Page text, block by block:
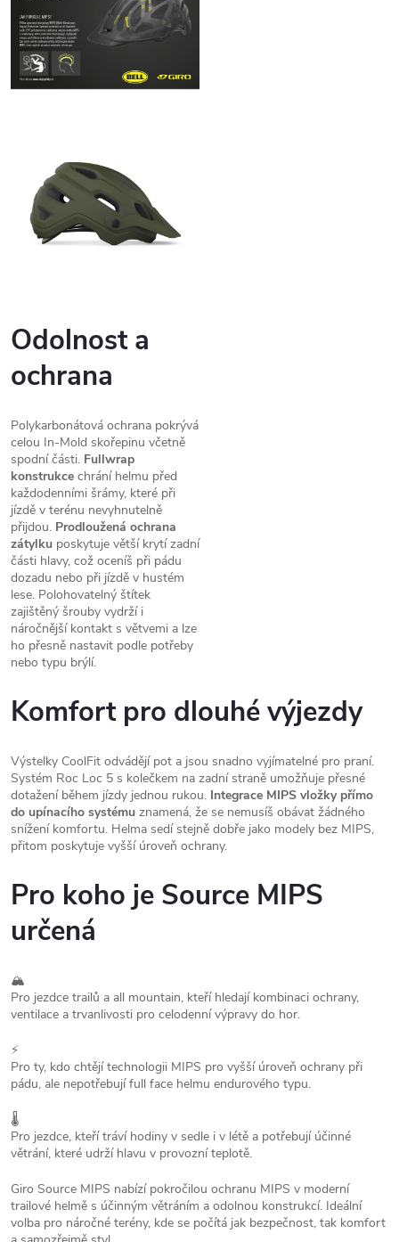
Odolnost a
ochrana
Polykarbonátová ochrana pokrývá
celou In-Mold skořepinu včetně
spodní části. Fullwrap
konstrukce chrání helmu před
každodenními šrámy, které při
jízdě v terénu nevyhnutelně
přijdou. Prodloužená ochrana
zátylku poskytuje větší krytí zadní
části hlavy, což oceníš při pádu
dozadu nebo při jízdě v hustém
lese. Polohovatelný štítek
zajištěný šrouby vydrží i
náročnější kontakt s větvemi a lze
ho přesně nastavit podle potřeby
nebo typu brýlí.
Komfort pro dlouhé výjezdy
Výstelky CoolFit odvádějí pot a jsou snadno vyjímatelné pro praní.
Systém Roc Loc 5 s kolečkem na zadní straně umožňuje přesné
dotažení během jízdy jednou rukou. Integrace MIPS vložky přímo
do upínacího systému znamená, že se nemusíš obávat žádného
snížení komfortu. Helma sedí stejně dobře jako modely bez MIPS,
přitom poskytuje vyšší úroveň ochrany.
Pro koho je Source MIPS
určená
🏔️
Pro jezdce trailů a all mountain, kteří hledají kombinaci ochrany,
ventilace a trvanlivosti pro celodenní výpravy do hor.
⚡
Pro ty, kdo chtějí technologii MIPS pro vyšší úroveň ochrany při
pádu, ale nepotřebují full face helmu endurového typu.
🌡️
Pro jezdce, kteří tráví hodiny v sedle i v létě a potřebují účinné
větrání, které udrží hlavu v provozní teplotě.
Giro Source MIPS nabízí pokročilou ochranu MIPS v moderní
trailové helmě s účinným větráním a odolnou konstrukcí. Ideální
volba pro náročné terény, kde se počítá jak bezpečnost, tak komfort